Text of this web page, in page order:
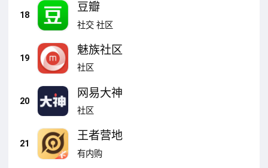
18
豆瓣
社交 社区
19
魅族社区
社区
20
网易大神
社区
21
王者营地
有内购